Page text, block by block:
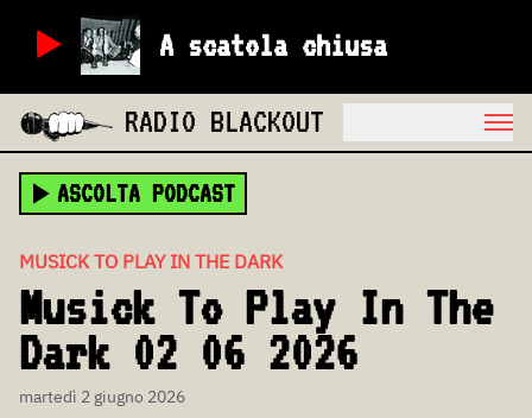
A scatola chiusa
RADIO BLACKOUT
ASCOLTA PODCAST
MUSICK TO PLAY IN THE DARK
Musick To Play In The
Dark 02 06 2026
martedì 2 giugno 2026